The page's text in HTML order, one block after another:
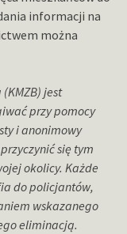
informacji na
można
jest
przy pomocy
i anonimowy
się tym
okolicy. Każde
do policjantów,
wskazanego
eliminacją.